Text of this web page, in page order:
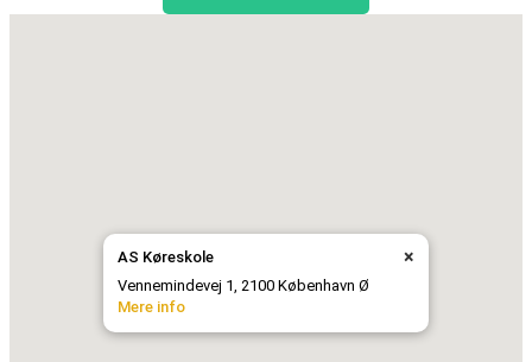
×
AS Køreskole
Vennemindevej 1, 2100 København Ø
Mere info